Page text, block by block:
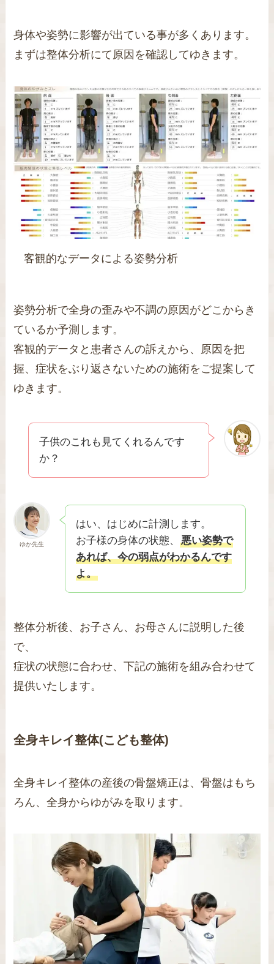
身体や姿勢に影響が出ている事が多くあります。
まずは整体分析にて原因を確認してゆきます。
客観的なデータによる姿勢分析
姿勢分析で全身の歪みや不調の原因がどこからき
ているか予測します。
客観的データと患者さんの訴えから、原因を把
握、症状をぶり返さないための施術をご提案して
ゆきます。
子供のこれも見てくれるんです
か？
ゆか先生
はい、はじめに計測します。
お子様の身体の状態、悪い姿勢で
あれば、今の弱点がわかるんです
よ。
整体分析後、お子さん、お母さんに説明した後
で、
症状の状態に合わせ、下記の施術を組み合わせて
提供いたします。
全身キレイ整体(こども整体)
全身キレイ整体の産後の骨盤矯正は、骨盤はもち
ろん、全身からゆがみを取ります。